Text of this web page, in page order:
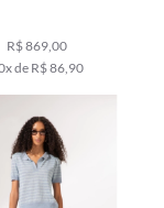
R$ 869,00
de R$ 86,90